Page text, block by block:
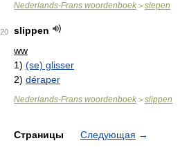
Nederlands-Frans woordenboek > slepen
20
slippen
ww
1) (se) glisser
2) déraper
Nederlands-Frans woordenboek > slippen
Страницы Следующая →